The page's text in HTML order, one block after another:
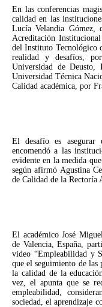
En las conferencias
calidad en las
Lucía Velandia Gómez,
Acreditación
del Instituto Tecnológico
realidad y desafíos,
Universidad de
Universidad Técnica
Calidad académica, por
El desafío es asegurar
encomendó a las
evidente en la medida
según afirmó Agustina
de Calidad de la Rectoría
El académico José
de Valencia, España,
video “Empleabilidad y
que el seguimiento de las
la calidad de la
vez, el apunta que se
empleabilidad,
sociedad, el aprendizaje